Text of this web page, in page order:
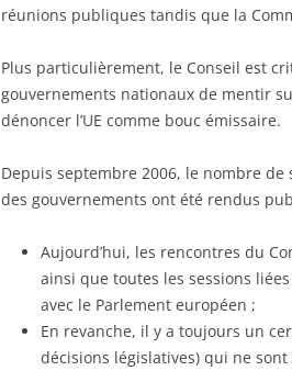
réunions publiques tandis que la
Plus particulièrement, le Conseil est
gouvernements nationaux de mentir
dénoncer l’UE comme bouc émissaire.
Depuis septembre 2006, le nombre
des gouvernements ont été rendus
Aujourd’hui, les rencontres du
ainsi que toutes les sessions
avec le Parlement européen ;
En revanche, il y a toujours un
décisions législatives) qui ne